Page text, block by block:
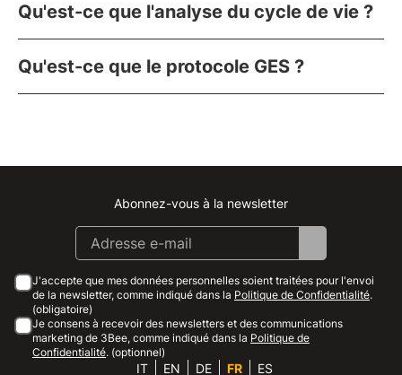
Qu'est-ce que l'analyse du cycle de vie ?
Qu'est-ce que le protocole GES ?
Instagram
Facebook
Linkedin
Youtube
Abonnez-vous à la newsletter
J'accepte que mes données personnelles soient traitées pour l'envoi
de la newsletter, comme indiqué dans la Politique de Confidentialité.
(obligatoire)
Je consens à recevoir des newsletters et des communications
marketing de 3Bee, comme indiqué dans la Politique de
Confidentialité. (optionnel)
IT EN DE FR ES